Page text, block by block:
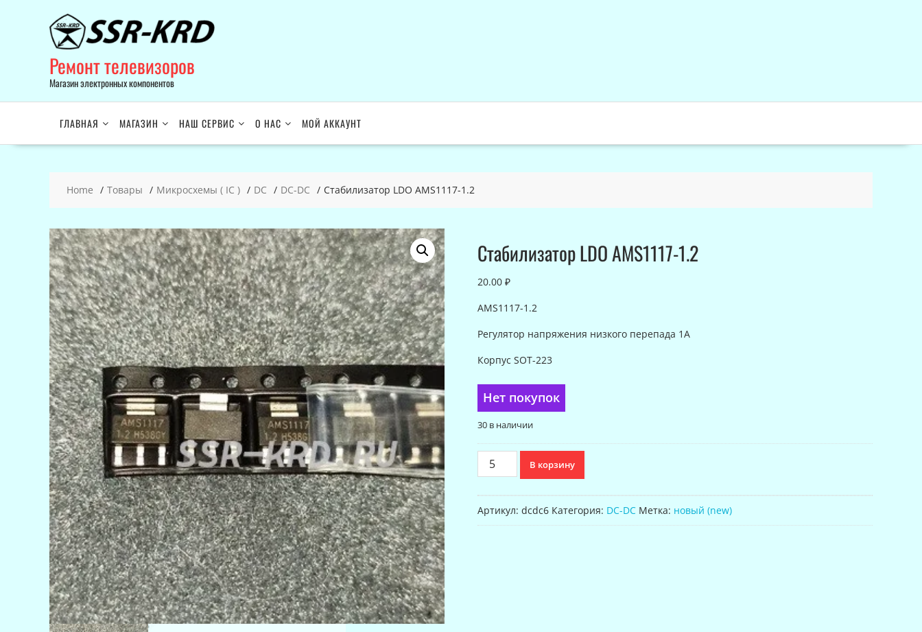
Ремонт телевизоров
Магазин электронных компонентов
ГЛАВНАЯ МАГАЗИН НАШ СЕРВИС О НАС МОЙ АККАУНТ
Home Товары Микросхемы ( IC ) DC DC-DC Стабилизатор LDO AMS1117-1.2
Стабилизатор LDO AMS1117-1.2
20.00 ₽
AMS1117-1.2
Регулятор напряжения низкого перепада 1A
Корпус SOT-223
Нет покупок
30 в наличии
Количество
AMS1117-
В корзину
Артикул: dcdc6 Категория: DC-DC Метка: новый (new)